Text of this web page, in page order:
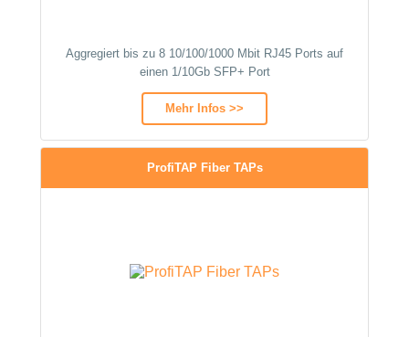
Aggregiert bis zu 8 10/100/1000 Mbit RJ45 Ports auf
einen 1/10Gb SFP+ Port
Mehr Infos >>
ProfiTAP Fiber TAPs